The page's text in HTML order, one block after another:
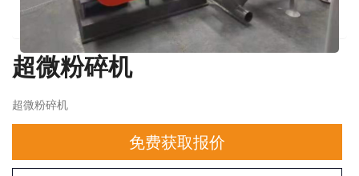
超微粉碎机
超微粉碎机
免费获取报价